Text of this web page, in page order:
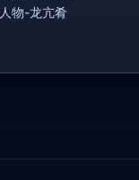
人物-龙亢肴